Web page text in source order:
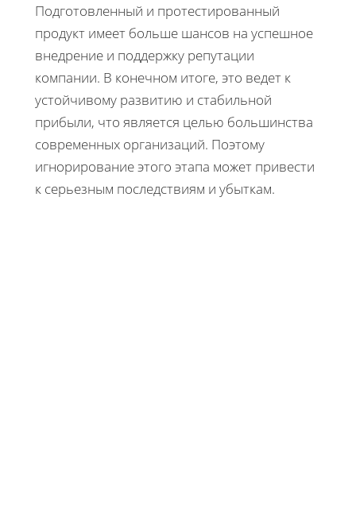
Подготовленный и протестированный
продукт имеет больше шансов на успешное
внедрение и поддержку репутации
компании. В конечном итоге, это ведет к
устойчивому развитию и стабильной
прибыли, что является целью большинства
современных организаций. Поэтому
игнорирование этого этапа может привести
к серьезным последствиям и убыткам.